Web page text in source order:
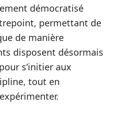
démocratisé
permettant de
de manière
disposent désormais
s’initier aux
tout en